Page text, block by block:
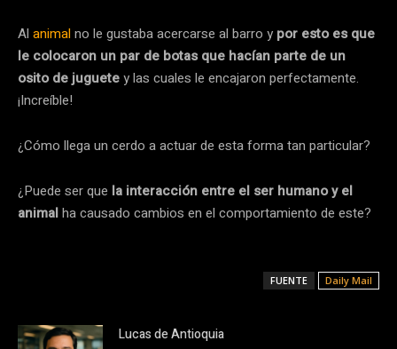
Al animalno le gustaba acercarse al barro y por esto es que
le colocaron un par de botas que hacían parte de un
osito de juguetey las cuales le encajaron perfectamente.
¡Increíble!
¿Cómo llega un cerdo a actuar de esta forma tan particular?
¿Puede ser que la interacción entre el ser humano y el
animalha causado cambios en el comportamiento de este?
FUENTE Daily Mail
Lucas de Antioquia